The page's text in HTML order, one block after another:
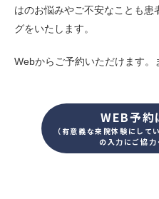
はのお悩みやご不安なことも
グをいたします。
Webからご予約いただけます。
WEB予約
（有意義な来院体験にして
の入力にご協力